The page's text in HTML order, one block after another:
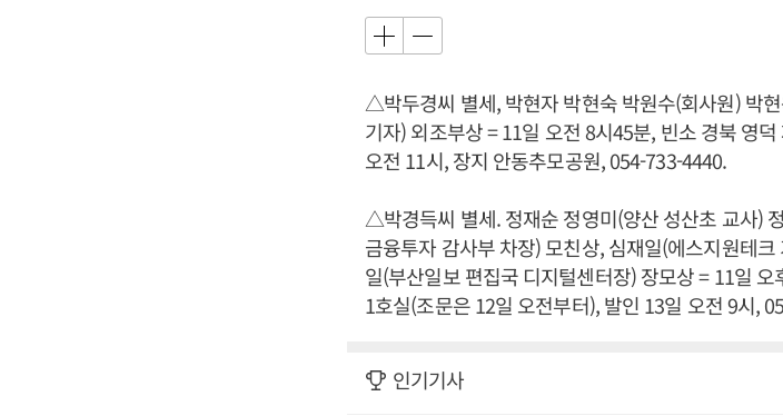
△박두경씨 별세, 박현자 박현숙 박원수(회사원) 박
기자) 외조부상 = 11일 오전 8시45분, 빈소 경북 영
오전 11시, 장지 안동추모공원, 054-733-4440.
△박경득씨 별세. 정재순 정영미(양산 성산초 교사)
금융투자 감사부 차장) 모친상, 심재일(에스지원테
일(부산일보 편집국 디지털센터장) 장모상 = 11일
1호실(조문은 12일 오전부터), 발인 13일 오전 9시,
인기기사